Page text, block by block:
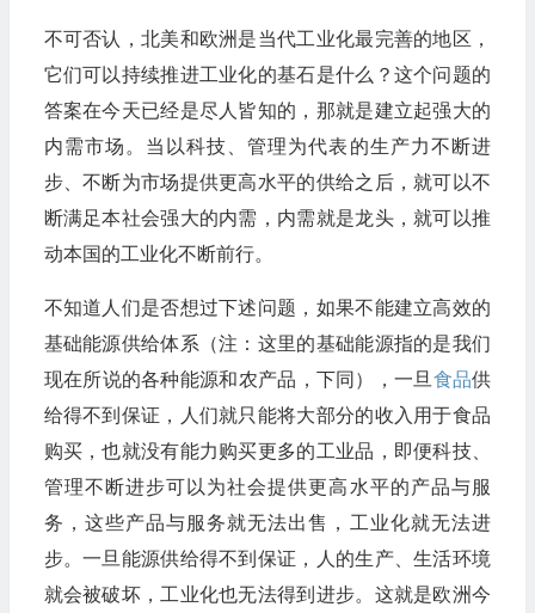
不可否认，北美和欧洲是当代工业化最完善的地区，
它们可以持续推进工业化的基石是什么？这个问题的
答案在今天已经是尽人皆知的，那就是建立起强大的
内需市场。当以科技、管理为代表的生产力不断进
步、不断为市场提供更高水平的供给之后，就可以不
断满足本社会强大的内需，内需就是龙头，就可以推
动本国的工业化不断前行。
不知道人们是否想过下述问题，如果不能建立高效的
基础能源供给体系（注：这里的基础能源指的是我们
现在所说的各种能源和农产品，下同），一旦 食品供
给得不到保证，人们就只能将大部分的收入用于食品
购买，也就没有能力购买更多的工业品，即便科技、
管理不断进步可以为社会提供更高水平的产品与服
务，这些产品与服务就无法出售，工业化就无法进
步。一旦能源供给得不到保证，人的生产、生活环境
就会被破坏，工业化也无法得到进步。这就是欧洲今